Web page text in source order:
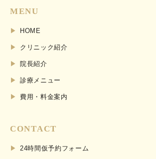
MENU
HOME
クリニック紹介
院長紹介
診療メニュー
費用・料金案内
CONTACT
24時間仮予約フォーム